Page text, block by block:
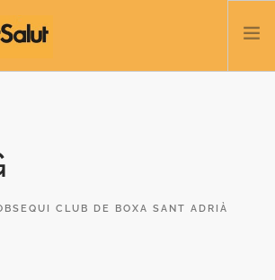
CLUB DE BOXA SANT ADRIÀ